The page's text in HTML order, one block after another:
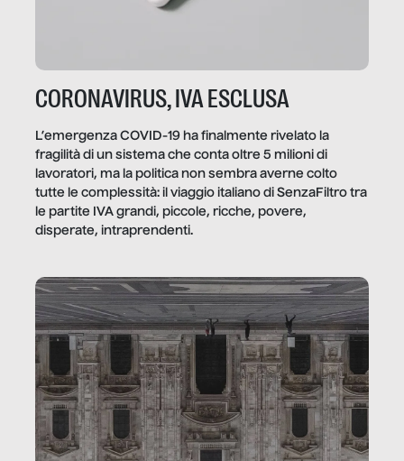
CORONAVIRUS, IVA ESCLUSA
L’emergenza COVID-19 ha finalmente rivelato la
fragilità di un sistema che conta oltre 5 milioni di
lavoratori, ma la politica non sembra averne colto
tutte le complessità: il viaggio italiano di SenzaFiltro tra
le partite IVA grandi, piccole, ricche, povere,
disperate, intraprendenti.